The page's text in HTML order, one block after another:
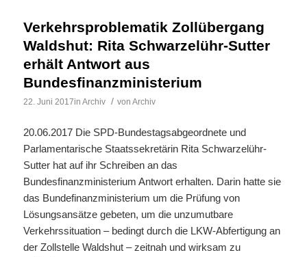
Verkehrsproblematik Zollübergang
Waldshut: Rita Schwarzelühr-Sutter
erhält Antwort aus
Bundesfinanzministerium
22. Juni 2017in Archiv / von Archiv
20.06.2017 Die SPD-Bundestagsabgeordnete und
Parlamentarische Staatssekretärin Rita Schwarzelühr-
Sutter hat auf ihr Schreiben an das
Bundesfinanzministerium Antwort erhalten. Darin hatte sie
das Bundefinanzministerium um die Prüfung von
Lösungsansätze gebeten, um die unzumutbare
Verkehrssituation – bedingt durch die LKW-Abfertigung an
der Zollstelle Waldshut – zeitnah und wirksam zu